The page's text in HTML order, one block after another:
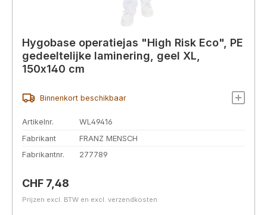
Hygobase operatiejas "High Risk Eco", PE
gedeeltelijke laminering, geel XL,
150x140 cm
Binnenkort beschikbaar
Artikelnr.
WL49416
Fabrikant
FRANZ MENSCH
Fabrikantnr.
277789
Normale prijs:
CHF 7,48
Prijzen excl. BTW en excl. verzendkosten